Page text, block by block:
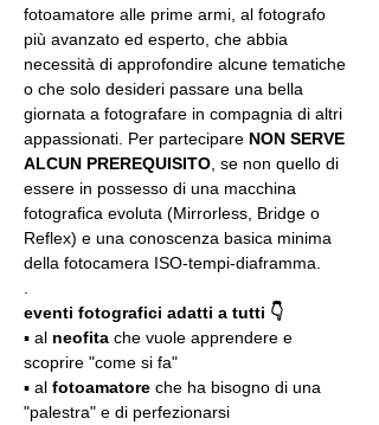
fotoamatore alle prime armi, al fotografo
più avanzato ed esperto, che abbia
necessità di approfondire alcune tematiche
o che solo desideri passare una bella
giornata a fotografare in compagnia di altri
appassionati. Per partecipare NON SERVE
ALCUN PREREQUISITO , se non quello di
essere in possesso di una macchina
fotografica evoluta (Mirrorless, Bridge o
Reflex) e una conoscenza basica minima
della fotocamera ISO-tempi-diaframma.
eventi fotografici adatti a tutti 👇
▪️ al neofita che vuole apprendere e
scoprire "come si fa"
▪️ al fotoamatore che ha bisogno di una
"palestra" e di perfezionarsi